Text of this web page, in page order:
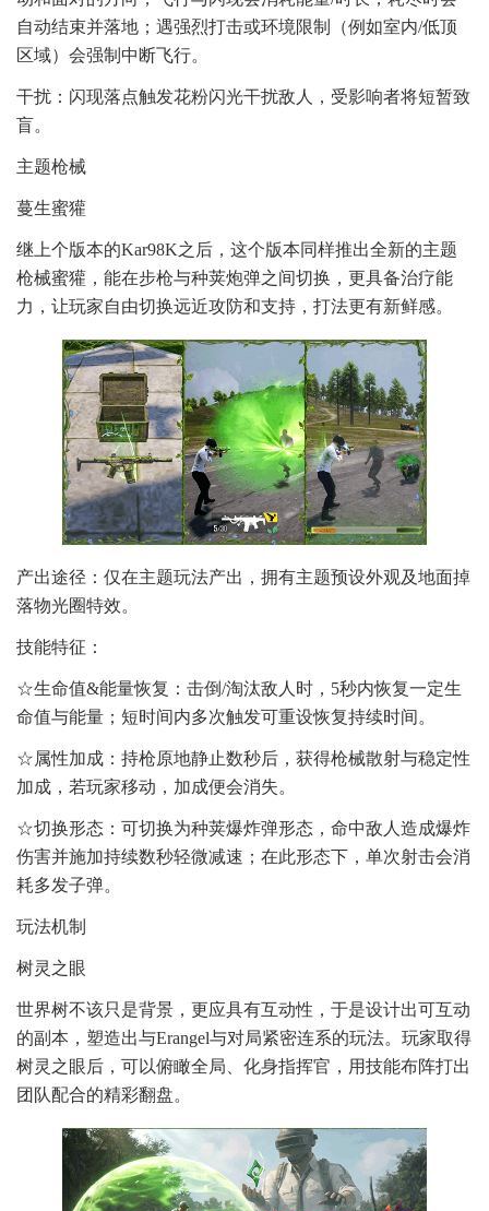
自动结束并落地；遇强烈打击或环境限制（例如室内/低顶
区域）会强制中断飞行。
干扰：闪现落点触发花粉闪光干扰敌人，受影响者将短暂致
盲。
主题枪械
蔓生蜜獾
继上个版本的Kar98K之后，这个版本同样推出全新的主题
枪械蜜獾，能在步枪与种荚炮弹之间切换，更具备治疗能
力，让玩家自由切换远近攻防和支持，打法更有新鲜感。
产出途径：仅在主题玩法产出，拥有主题预设外观及地面掉
落物光圈特效。
技能特征：
☆生命值&能量恢复：击倒/淘汰敌人时，5秒内恢复一定生
命值与能量；短时间内多次触发可重设恢复持续时间。
☆属性加成：持枪原地静止数秒后，获得枪械散射与稳定性
加成，若玩家移动，加成便会消失。
☆切换形态：可切换为种荚爆炸弹形态，命中敌人造成爆炸
伤害并施加持续数秒轻微减速；在此形态下，单次射击会消
耗多发子弹。
玩法机制
树灵之眼
世界树不该只是背景，更应具有互动性，于是设计出可互动
的副本，塑造出与Erangel与对局紧密连系的玩法。玩家取得
树灵之眼后，可以俯瞰全局、化身指挥官，用技能布阵打出
团队配合的精彩翻盘。